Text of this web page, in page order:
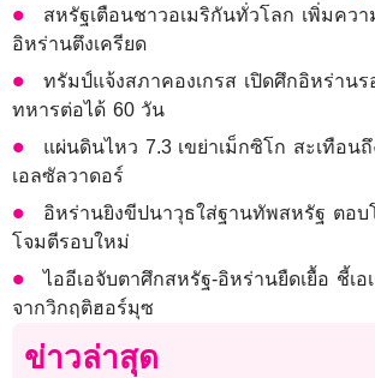
สหรัฐเตือนชาวอเมริกันทั่วโลก เพิ่มควา
อิหร่านตึงเครียด
ทรัมป์แจ้งสภาคองเกรส เปิดศึกอิหร่าน
ทหารต่อได้ 60 วัน
แผ่นดินไหว 7.3 เขย่าเม็กซิโก สะเทือนถึ
เอลซัลวาดอร์
อิหร่านยิงขีปนาวุธใส่ฐานทัพสหรัฐ ตอบ
โจมตีรอบใหม่
ไออีเอจับตาศึกสหรัฐ-อิหร่านยืดเยื้อ ชี้เอ
จากวิกฤติฮอร์มุซ
ข่าวล่าสุด